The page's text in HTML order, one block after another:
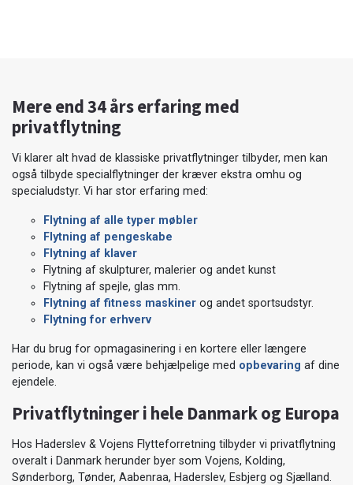
Mere end 34 års erfaring med
privatflytning
Vi klarer alt hvad de klassiske privatflytninger tilbyder, men kan
også tilbyde specialflytninger der kræver ekstra omhu og
specialudstyr. Vi har stor erfaring med:
Flytning af alle typer møbler
Flytning af pengeskabe
Flytning af klaver
Flytning af skulpturer, malerier og andet kunst
Flytning af spejle, glas mm.
Flytning af fitness maskiner og andet sportsudstyr.
Flytning for erhverv
Har du brug for opmagasinering i en kortere eller længere
periode, kan vi også være behjælpelige med opbevaring af dine
ejendele.
Privatflytninger i hele Danmark og Europa
Hos Haderslev & Vojens Flytteforretning tilbyder vi privatflytning
overalt i Danmark herunder byer som Vojens, Kolding,
Sønderborg, Tønder, Aabenraa, Haderslev, Esbjerg og Sjælland.